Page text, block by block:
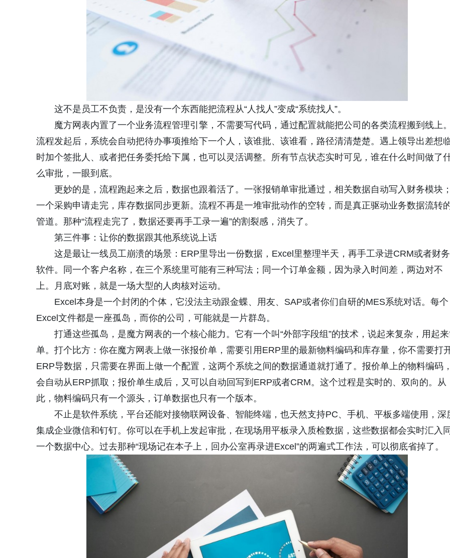
这不是员工不负责，是没有一个东西能把流程从“人找人”变成“系统找人”。
魔方网表内置了一个业务流程管理引擎，不需要写代码，通过配置就能把公司的各类流程搬到线上。
流程发起后，系统会自动把待办事项推给下一个人，该谁批、该谁看，路径清清楚楚。遇上领导出差想
时加个签批人、或者把任务委托给下属，也可以灵活调整。所有节点状态实时可见，谁在什么时间做了
么审批，一眼到底。
更妙的是，流程跑起来之后，数据也跟着活了。一张报销单审批通过，相关数据自动写入财务模块；
一个采购申请走完，库存数据同步更新。流程不再是一堆审批动作的空转，而是真正驱动业务数据流转
管道。那种“流程走完了，数据还要再手工录一遍”的割裂感，消失了。
第三件事：让你的数据跟其他系统说上话
这是最让一线员工崩溃的场景：ERP里导出一份数据，Excel里整理半天，再手工录进CRM或者财务
软件。同一个客户名称，在三个系统里可能有三种写法；同一个订单金额，因为录入时间差，两边对不
上。月底对账，就是一场大型的人肉核对运动。
Excel本身是一个封闭的个体，它没法主动跟金蝶、用友、SAP或者你们自研的MES系统对话。每个
Excel文件都是一座孤岛，而你的公司，可能就是一片群岛。
打通这些孤岛，是魔方网表的一个核心能力。它有一个叫“外部字段组”的技术，说起来复杂，用起
单。打个比方：你在魔方网表上做一张报价单，需要引用ERP里的最新物料编码和库存量，你不需要打
ERP导数据，只需要在界面上做一个配置，这两个系统之间的数据通道就打通了。报价单上的物料编码，
会自动从ERP抓取；报价单生成后，又可以自动回写到ERP或者CRM。这个过程是实时的、双向的。从
此，物料编码只有一个源头，订单数据也只有一个版本。
不止是软件系统，平台还能对接物联网设备、智能终端，也天然支持PC、手机、平板多端使用，深
集成企业微信和钉钉。你可以在手机上发起审批，在现场用平板录入质检数据，这些数据都会实时汇入同
一个数据中心。过去那种“现场记在本子上，回办公室再录进Excel”的两遍式工作法，可以彻底省掉了。